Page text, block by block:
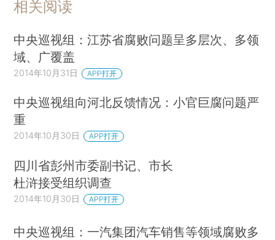
相关阅读
中央巡视组：江苏省腐败问题呈多层次、多领
域、广覆盖
2014年10月31日 APP打开
中央巡视组向河北反馈情况：小官巨腐问题严
重
2014年10月30日 APP打开
四川省彭州市委副书记、市长
杜浒接受组织调查
2014年10月30日 APP打开
中央巡视组：一汽集团汽车销售等领域腐败多